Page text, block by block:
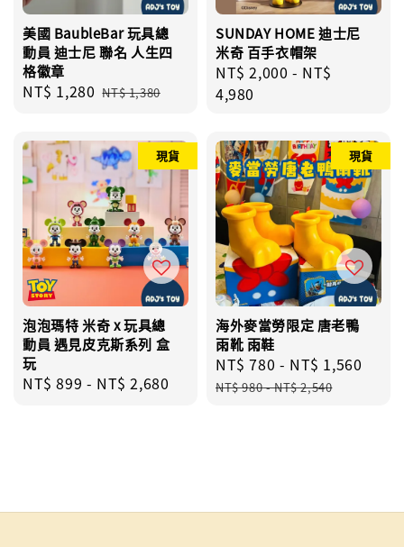
美國 BaubleBar 玩具總
動員 迪士尼 聯名 人生四
格徽章
Sale
NT$ 1,280 Regular
NT$ 1,380
SUNDAY HOME 迪士尼
米奇 百手衣帽架
Regular
price
NT$ 2,000 - NT$
4,980
現貨
泡泡瑪特 米奇 x 玩具總
動員 遇見皮克斯系列 盒
玩
Regular
NT$ 899 - NT$ 2,680
現貨
海外麥當勞限定 唐老鴨
雨靴 雨鞋
Sale
price
NT$ 780 - NT$ 1,560
NT$ 980-NT$ 2,540